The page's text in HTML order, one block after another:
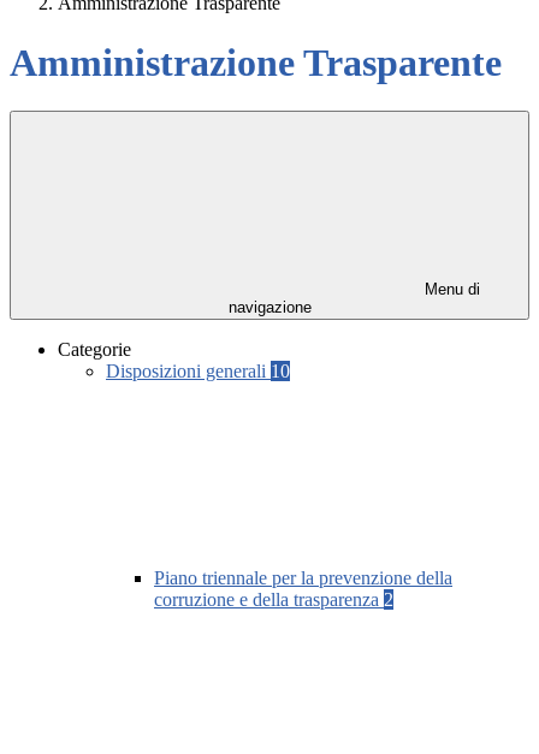
Amministrazione Trasparente
Menu di
navigazione
Categorie
Disposizioni generali 10
Piano triennale per la prevenzione della
corruzione e della trasparenza 2